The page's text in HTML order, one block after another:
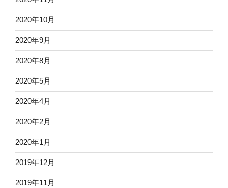
2020年10月
2020年9月
2020年8月
2020年5月
2020年4月
2020年2月
2020年1月
2019年12月
2019年11月